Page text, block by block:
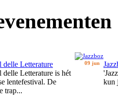
delle Letterature
delle Letterature is hét
lentefestival. De
trap...
09 jun
kun